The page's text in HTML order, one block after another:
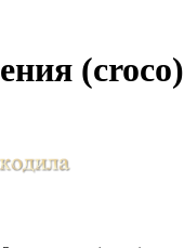
(croco)